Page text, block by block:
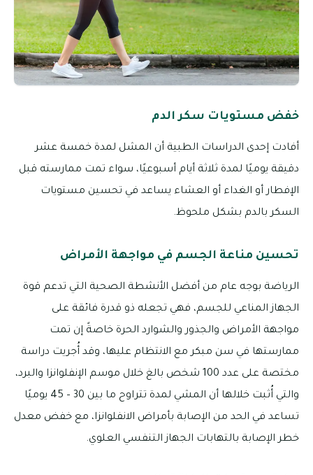
خفض مستويات سكر الدم
أفادت إحدى الدراسات الطبية أن المشل لمدة خمسة عشر
دقيقة يوميًا لمدة ثلاثة أيام أسبوعيًا، سواء تمت ممارسته قبل
الإفطار أو الغداء أو العشاء يساعد في تحسين مستويات
السكر بالدم بشكل ملحوظ.
تحسين مناعة الجسم في مواجهة الأمراض
الرياضة بوجه عام من أفضل الأنشطة الصحية التي تدعم قوة
الجهاز المناعي للجسم، فهي تجعله ذو قدرة فائقة على
مواجهة الأمراض والجذور والشوارد الحرة خاصةً إن تمت
ممارستها في سن مبكر مع الانتظام عليها، وقد أُجريت دراسة
مختصة على عدد 100 شخص بالغ خلال موسم الإنفلوانزا والبرد،
والتي أُثبت خلالها أن المشي لمدة تتراوح ما بين 30 – 45 يوميًا
تساعد في الحد من الإصابة بأمراض الانفلوانزا، مع خفض معدل
خطر الإصابة بالتهابات الجهاز التنفسي العلوي.